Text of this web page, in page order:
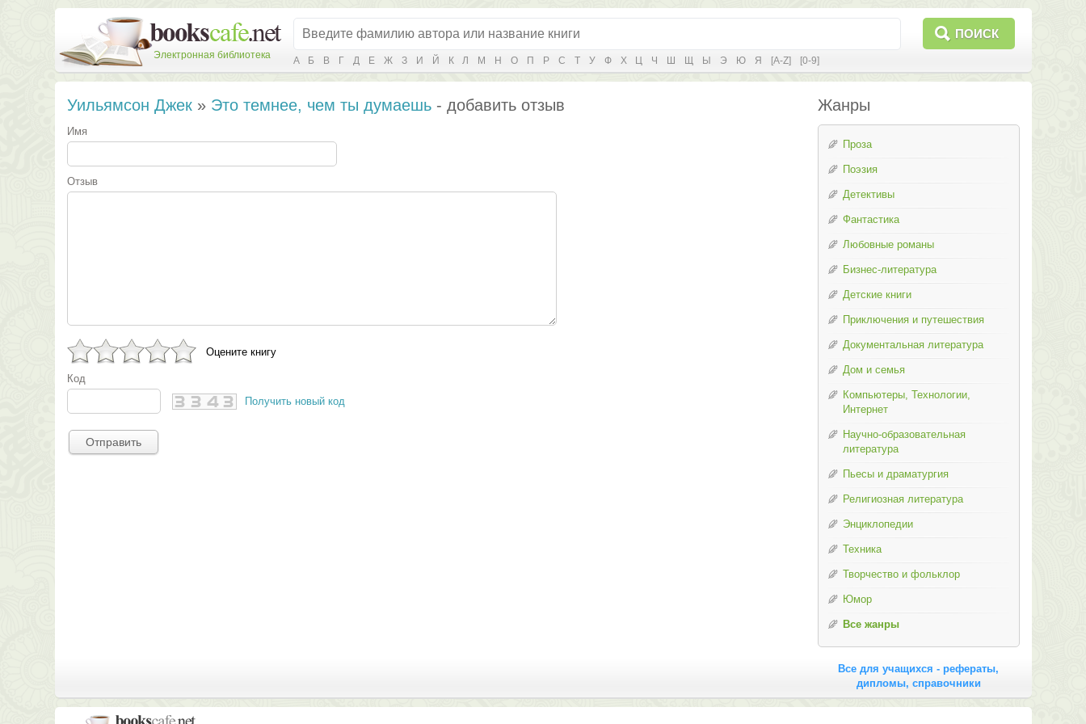
Электронная библиотека
ПОИСК
А Б В Г Д Е Ж З И Й К Л М Н О П Р С Т У Ф Х Ц Ч Ш Щ Ы Э Ю Я [A-Z] [0-9]
Уильямсон Джек» Это темнее, чем ты думаешь- добавить отзыв
Имя
Отзыв
Оцените книгу
Код
Получить новый код
Отправить
Жанры
Проза
Поэзия
Детективы
Фантастика
Любовные романы
Бизнес-литература
Детские книги
Приключения и путешествия
Документальная литература
Дом и семья
Компьютеры, Технологии,
Интернет
Научно-образовательная
литература
Пьесы и драматургия
Религиозная литература
Энциклопедии
Техника
Творчество и фольклор
Юмор
Все жанры
Все для учащихся - рефераты,
дипломы, справочники